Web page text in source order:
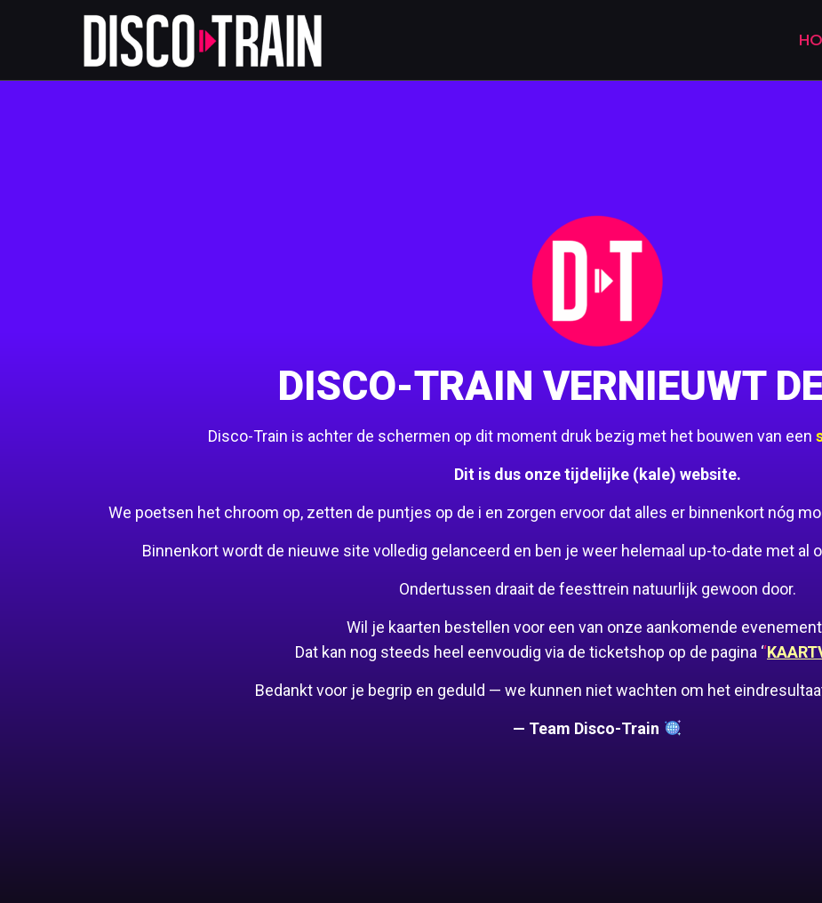
DISCO-TRAIN VERNIEUWT
Disco-Train is achter de schermen op dit moment druk bezig met het bouwen van een
Dit is dus onze tijdelijke (kale) website.
We poetsen het chroom op, zetten de puntjes op de i en zorgen ervoor dat alles er binnenkort nóg
Binnenkort wordt de nieuwe site volledig gelanceerd en ben je weer helemaal up-to-date met al
Ondertussen draait de feesttrein natuurlijk gewoon door.
Wil je kaarten bestellen voor een van onze aankomende
Dat kan nog steeds heel eenvoudig via de ticketshop op de pagina ‘‘
Bedankt voor je begrip en geduld — we kunnen niet wachten om het
— Team Disco-Train